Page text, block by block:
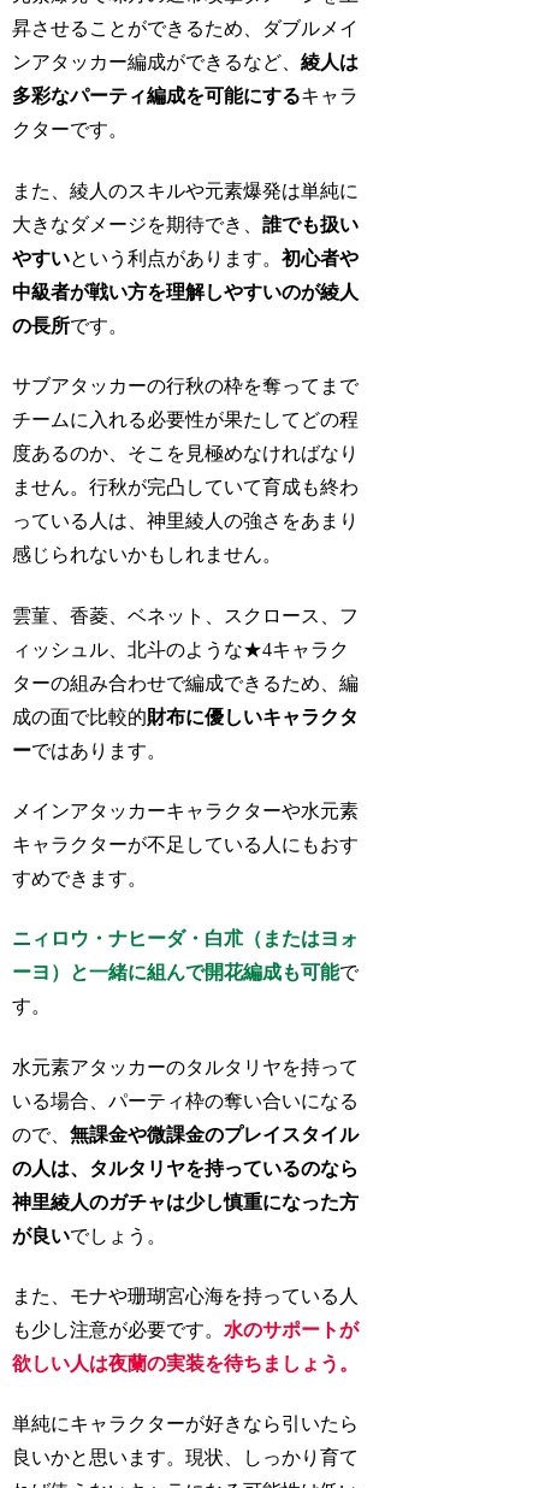
昇させることができるため、ダブルメイ
ンアタッカー編成ができるなど、綾人は
多彩なパーティ編成を可能にするキャラ
クターです。
また、綾人のスキルや元素爆発は単純に
大きなダメージを期待でき、誰でも扱い
やすいという利点があります。初心者や
中級者が戦い方を理解しやすいのが綾人
の長所です。
サブアタッカーの行秋の枠を奪ってまで
チームに入れる必要性が果たしてどの程
度あるのか、そこを見極めなければなり
ません。行秋が完凸していて育成も終わ
っている人は、神里綾人の強さをあまり
感じられないかもしれません。
雲菫、香菱、ベネット、スクロース、フ
ィッシュル、北斗のような★4キャラク
ターの組み合わせで編成できるため、編
成の面で比較的財布に優しいキャラクタ
ーではあります。
メインアタッカーキャラクターや水元素
キャラクターが不足している人にもおす
すめできます。
ニィロウ・ナヒーダ・白朮（またはヨォ
ーヨ）と一緒に組んで開花編成も可能で
す。
水元素アタッカーのタルタリヤを持って
いる場合、パーティ枠の奪い合いになる
ので、無課金や微課金のプレイスタイル
の人は、タルタリヤを持っているのなら
神里綾人のガチャは少し慎重になった方
が良いでしょう。
また、モナや珊瑚宮心海を持っている人
も少し注意が必要です。 水のサポートが
欲しい人は夜蘭の実装を待ちましょう。
単純にキャラクターが好きなら引いたら
良いかと思います。現状、しっかり育て